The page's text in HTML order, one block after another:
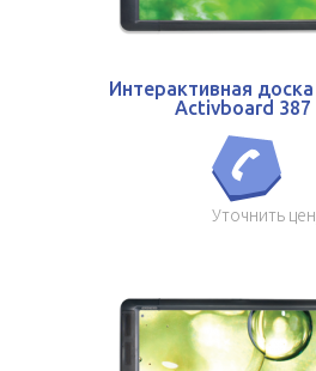
Интерактивная
Activboard 387
Уточнить